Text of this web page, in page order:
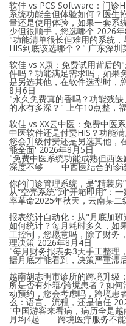
软佳 vs PCS Software：门诊
系统功能全但体验如何？医生
量还是使用体验，如果一套系
少但很顺手，您选哪个 2026
"功能清单很长但难用的系统
HIS到底该选哪个？" 广东深
软佳 vs X康：免费试用背后
件吗？功能满足需求吗，如果
是另选其他，在软件选型时，
8月6日
"永久免费真的香吗？功能残
的水有多深？" 上午10点整，
软佳 vs XX云中医：免费中医
中医软件还是付费HIS？功能
您会升级付费还是另选其他，
能全面' 2026年8月5日
"免费中医系统功能成熟但西
深度不够——中西医结合的诊
你的门诊管理系统，是“精装房
从“空壳系统”到“开箱即用”：
率革命2025年秋天，云南某
报表统计自动化：从"月底加
如何统计？每月耗时多久，如
工控制，您愿意吗，除了财务
理决策 2026年8月4日
"每月财务报表要3天手工整理
据月底才能看到，决策严重
越南胡志明市诊所的跨境升级
所是否有外籍/跨境患者？如
动预约，您会考虑吗，跨境患
么：语言、流程，还是信任
"中国游客来看病，病历全是
月均4起——跨境医疗服务不